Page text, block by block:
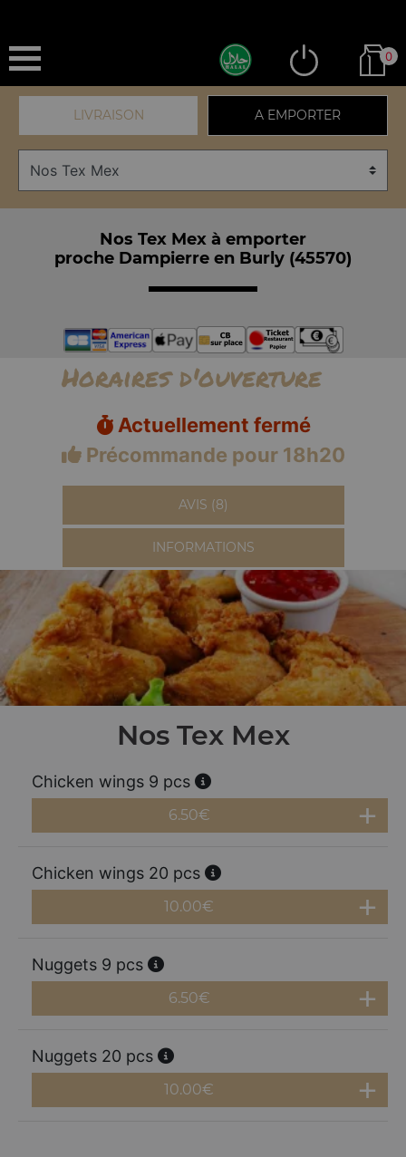
0
LIVRAISON A EMPORTER
Nos Tex Mex à emporter
proche Dampierre en Burly (45570)
Horaires d'ouverture
Actuellement fermé
Précommande pour 18h20
AVIS (8)
INFORMATIONS
Nos Tex Mex
Chicken wings 9 pcs
6.50€
Chicken wings 20 pcs
10.00€
Nuggets 9 pcs
6.50€
Nuggets 20 pcs
10.00€